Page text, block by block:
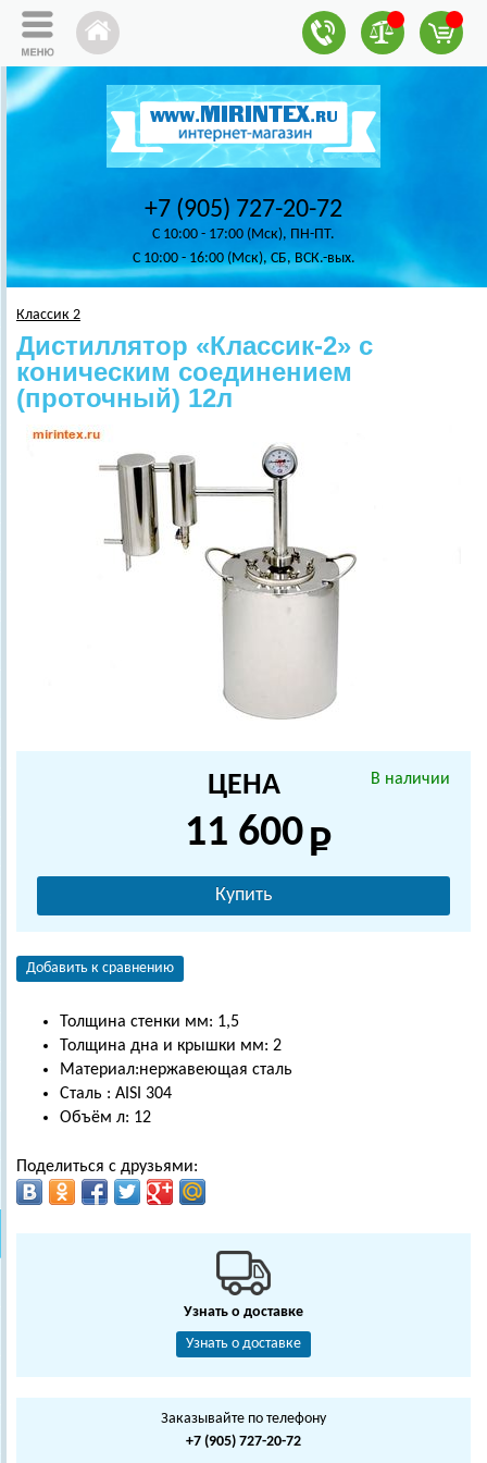
+7 (905) 727-20-72
C 10:00 - 17:00 (Мск), ПН-ПТ.
C 10:00 - 16:00 (Мск), СБ, ВСК.-вых.
Классик 2
Дистиллятор «Классик-2» с
коническим соединением
(проточный) 12л
В наличии
ЦЕНА
11 600
Купить
Добавить к сравнению
Толщина стенки мм: 1,5
Толщина дна и крышки мм: 2
Материал:нержавеющая сталь
Сталь : AISI 304
Объём л: 12
Поделиться с друзьями:
Узнать о доставке
Узнать о доставке
Заказывайте по телефону
+7 (905) 727-20-72